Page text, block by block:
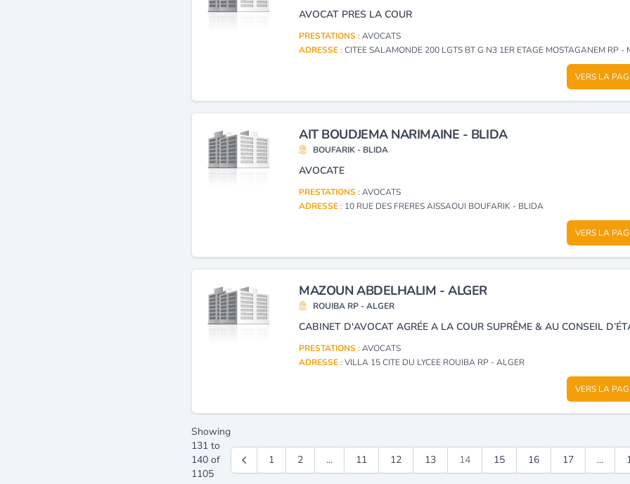
AVOCAT PRES LA COUR
PRESTATIONS :AVOCATS
ADRESSE :CITEE SALAMONDE 200 LGTS BT G N3 1ER ETAGE MOSTAGANEM RP -
VERS LA
AIT BOUDJEMA NARIMAINE - BLIDA
BOUFARIK - BLIDA
AVOCATE
PRESTATIONS :AVOCATS
ADRESSE : 10 RUE DES FRERES AISSAOUI BOUFARIK - BLIDA
VERS LA
MAZOUN ABDELHALIM - ALGER
ROUIBA RP - ALGER
CABINET D'AVOCAT AGRÉE A LA COUR SUPRÊME & AU CONSEIL
PRESTATIONS :AVOCATS
ADRESSE :VILLA 15 CITE DU LYCEE ROUIBA RP - ALGER
VERS LA
Showing
131 to
140 of
1105
1 2 ... 11 12 13 14 15 16 17 ...